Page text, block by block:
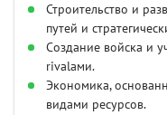
Строительство и
путей и
Создание войска и
rivalами.
Экономика,
видами ресурсов.